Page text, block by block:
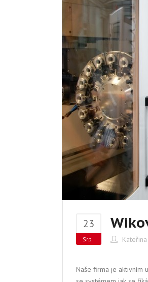
23
Srp
Naše firma je aktivním